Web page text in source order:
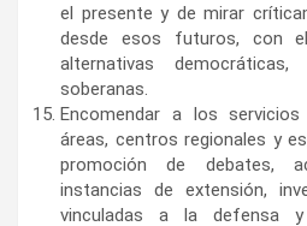
el presente y de mirar
desde esos futuros, con
alternativas
soberanas.
Encomendar a los servicios
áreas, centros regionales y
promoción de debates,
instancias de extensión,
vinculadas a la defensa